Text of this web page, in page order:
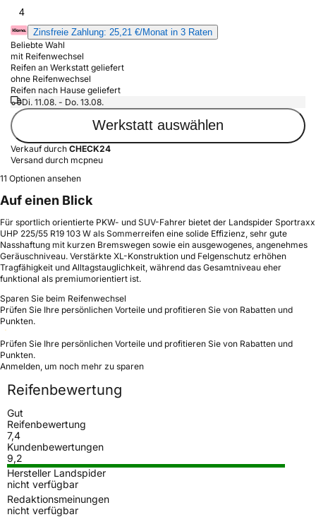
4
Zinsfreie Zahlung: 25,21 €/Monat in 3 Raten
Beliebte Wahl
mit Reifenwechsel
Reifen an Werkstatt geliefert
ohne Reifenwechsel
Reifen nach Hause geliefert
Di. 11.08. - Do. 13.08.
Werkstatt auswählen
Verkauf durch CHECK24
Versand durch mcpneu
11 Optionen ansehen
Auf einen Blick
Für sportlich orientierte PKW- und SUV-Fahrer bietet der Landspider Sportraxx
UHP 225/55 R19 103 W als Sommerreifen eine solide Effizienz, sehr gute
Nasshaftung mit kurzen Bremswegen sowie ein ausgewogenes, angenehmes
Geräuschniveau. Verstärkte XL-Konstruktion und Felgenschutz erhöhen
Tragfähigkeit und Alltagstauglichkeit, während das Gesamtniveau eher
funktional als premiumorientiert ist.
Sparen Sie beim Reifenwechsel
Prüfen Sie Ihre persönlichen Vorteile und profitieren Sie von Rabatten und
Punkten.
Prüfen Sie Ihre persönlichen Vorteile und profitieren Sie von Rabatten und
Punkten.
Anmelden, um noch mehr zu sparen
Reifenbewertung
Gut
Reifenbewertung
7,4
Kundenbewertungen
9,2
Hersteller Landspider
nicht verfügbar
Redaktionsmeinungen
nicht verfügbar